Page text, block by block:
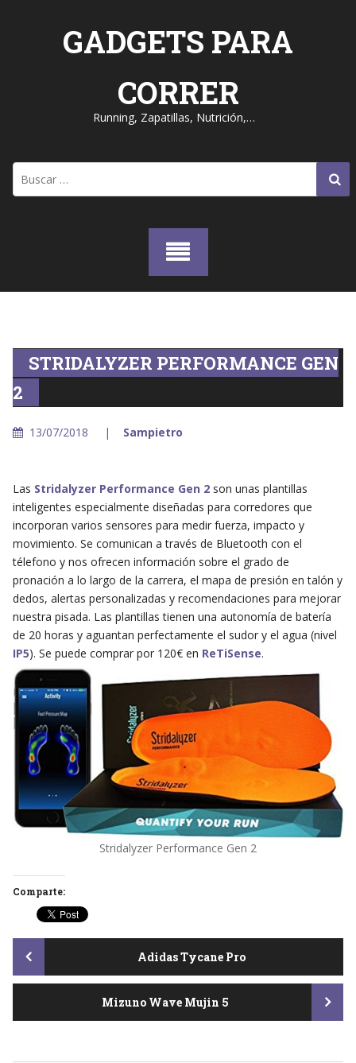
GADGETS PARA
CORRER
Running, Zapatillas, Nutrición,…
STRIDALYZER PERFORMANCE GEN
2
13/07/2018 Sampietro
Las Stridalyzer Performance Gen 2son unas plantillas
inteligentes especialmente diseñadas para corredores que
incorporan varios sensores para medir fuerza, impacto y
movimiento. Se comunican a través de Bluetooth con el
télefono y nos ofrecen información sobre el grado de
pronación a lo largo de la carrera, el mapa de presión en talón y
dedos, alertas personalizadas y recomendaciones para mejorar
nuestra pisada. Las plantillas tienen una autonomía de batería
de 20 horas y aguantan perfectamente el sudor y el agua (nivel
IP5). Se puede comprar por 120€ en ReTiSense.
Stridalyzer Performance Gen 2
Comparte:
Post
navigation
Adidas Tycane Pro
Mizuno Wave Mujin 5